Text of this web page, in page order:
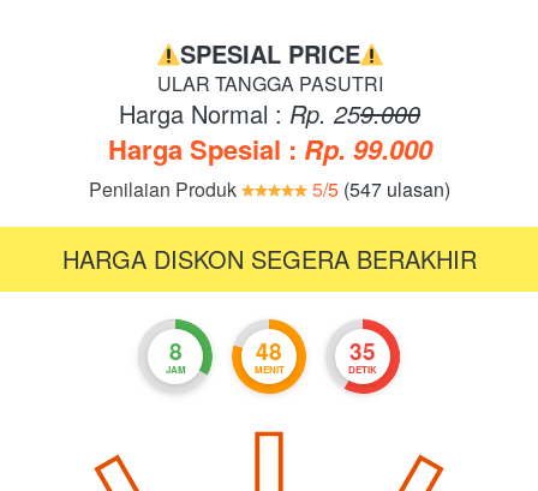
SPESIAL PRICE
ULAR TANGGA PASUTRI
Harga Normal : Rp. 259.000
Harga Spesial : Rp. 99.000
Penilaian Produk 5/5 (547 ulasan)
HARGA DISKON SEGERA BERAKHIR
8
JAM
48
MENIT
34
DETIK